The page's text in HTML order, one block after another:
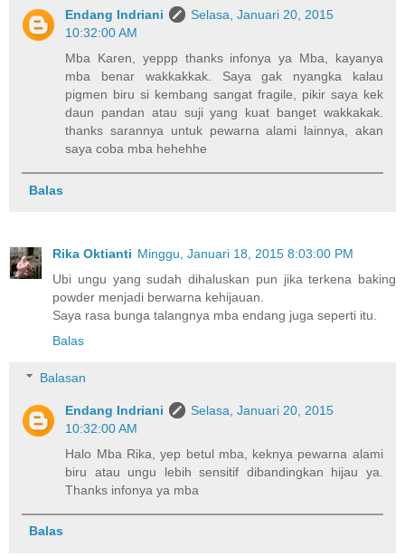
Endang Indriani
Selasa, Januari 20, 2015
10:32:00 AM
Mba Karen, yeppp thanks infonya ya Mba, kayanya
mba benar wakkakkak. Saya gak nyangka kalau
pigmen biru si kembang sangat fragile, pikir saya kek
daun pandan atau suji yang kuat banget wakkakak.
thanks sarannya untuk pewarna alami lainnya, akan
saya coba mba hehehhe
Balas
Rika Oktianti Minggu, Januari 18, 2015 8:03:00 PM
Ubi ungu yang sudah dihaluskan pun jika terkena baking
powder menjadi berwarna kehijauan.
Saya rasa bunga talangnya mba endang juga seperti itu.
Balas
Balasan
Endang Indriani
Selasa, Januari 20, 2015
10:32:00 AM
Halo Mba Rika, yep betul mba, keknya pewarna alami
biru atau ungu lebih sensitif dibandingkan hijau ya.
Thanks infonya ya mba
Balas